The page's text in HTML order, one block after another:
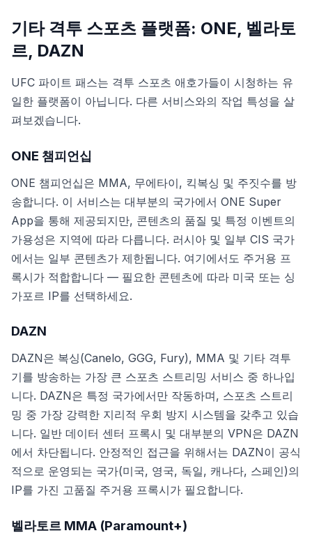
기타 격투 스포츠 플랫폼: ONE, 벨라토
르, DAZN
UFC 파이트 패스는 격투 스포츠 애호가들이 시청하는 유
일한 플랫폼이 아닙니다. 다른 서비스와의 작업 특성을 살
펴보겠습니다.
ONE 챔피언십
ONE 챔피언십은 MMA, 무에타이, 킥복싱 및 주짓수를 방
송합니다. 이 서비스는 대부분의 국가에서 ONE Super
App을 통해 제공되지만, 콘텐츠의 품질 및 특정 이벤트의
가용성은 지역에 따라 다릅니다. 러시아 및 일부 CIS 국가
에서는 일부 콘텐츠가 제한됩니다. 여기에서도 주거용 프
록시가 적합합니다 — 필요한 콘텐츠에 따라 미국 또는 싱
가포르 IP를 선택하세요.
DAZN
DAZN은 복싱(Canelo, GGG, Fury), MMA 및 기타 격투
기를 방송하는 가장 큰 스포츠 스트리밍 서비스 중 하나입
니다. DAZN은 특정 국가에서만 작동하며, 스포츠 스트리
밍 중 가장 강력한 지리적 우회 방지 시스템을 갖추고 있습
니다. 일반 데이터 센터 프록시 및 대부분의 VPN은 DAZN
에서 차단됩니다. 안정적인 접근을 위해서는 DAZN이 공식
적으로 운영되는 국가(미국, 영국, 독일, 캐나다, 스페인)의
IP를 가진 고품질 주거용 프록시가 필요합니다.
벨라토르 MMA (Paramount+)